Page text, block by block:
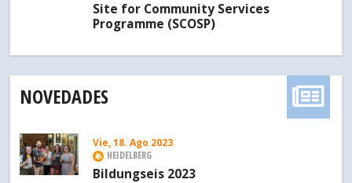
Site for Community Services
Programme (SCOSP)
NOVEDADES
Vie, 18. Ago 2023
HEIDELBERG
Bildungseis 2023